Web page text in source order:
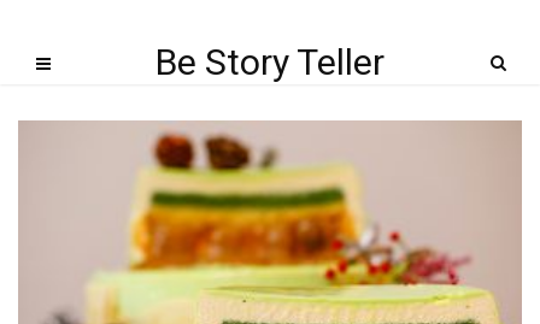
Be Story Teller